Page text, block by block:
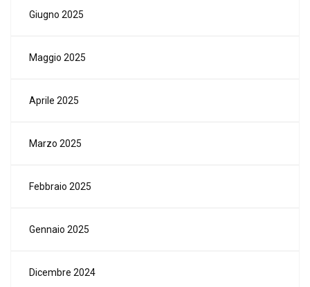
Giugno 2025
Maggio 2025
Aprile 2025
Marzo 2025
Febbraio 2025
Gennaio 2025
Dicembre 2024